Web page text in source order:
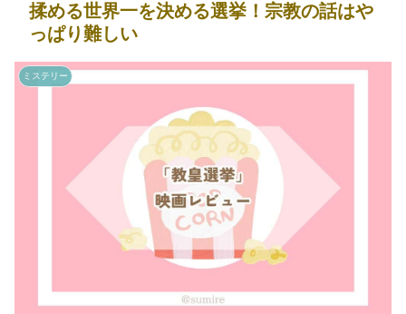
揉める世界一を決める選挙！宗教の話はや
っぱり難しい
ミステリー